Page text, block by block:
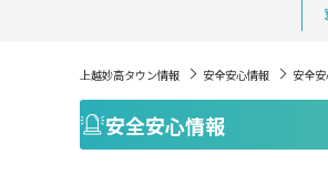
ニュ
上越妙高タウン情報 安全安心情報 安全
安全安心情報